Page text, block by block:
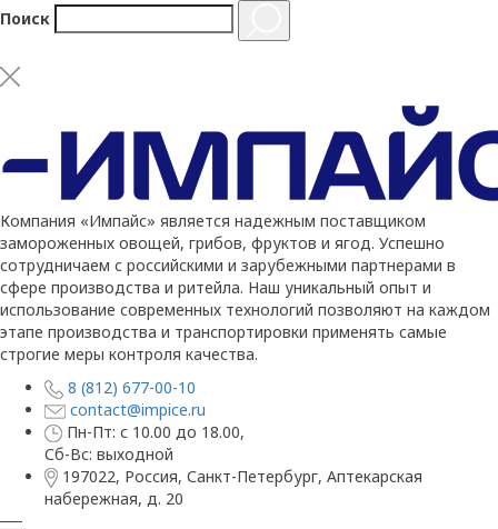
Поиск
Компания «Импайс» является надежным поставщиком
замороженных овощей, грибов, фруктов и ягод. Успешно
сотрудничаем с российскими и зарубежными партнерами в
сфере производства и ритейла. Наш уникальный опыт и
использование современных технологий позволяют на каждом
этапе производства и транспортировки применять самые
строгие меры контроля качества.
8 (812) 677-00-10
contact@impice.ru
Пн-Пт: с 10.00 до 18.00,
Сб-Вс: выходной
197022, Россия, Санкт-Петербург, Аптекарская
набережная, д. 20